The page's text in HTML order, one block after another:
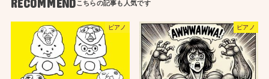
RECOMMEND
ピアノ ピアノ